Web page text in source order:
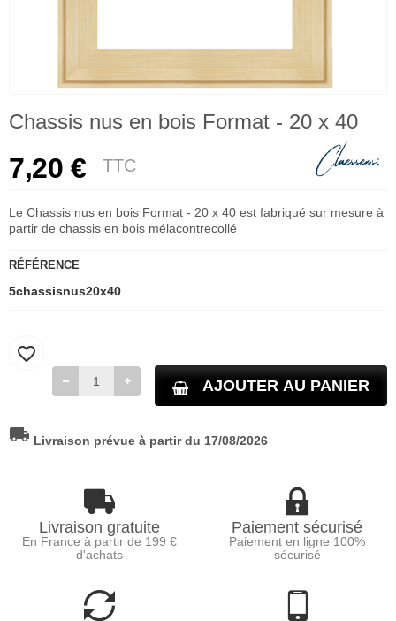
Chassis nus en bois Format - 20 x 40
7,20 € TTC
Le Chassis nus en bois Format - 20 x 40 est fabriqué sur mesure à
partir de chassis en bois mélacontrecollé
RÉFÉRENCE
5chassisnus20x40
AJOUTER AU PANIER
favorite_border
local_shipping Livraison prévue à partir du 17/08/2026
Livraison gratuite
En France à partir de 199 €
d'achats
Paiement sécurisé
Paiement en ligne 100%
sécurisé